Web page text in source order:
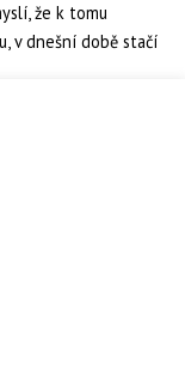
že k tomu
v dnešní době stačí